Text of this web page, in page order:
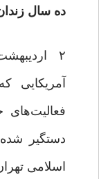
ده سال
دستگیر